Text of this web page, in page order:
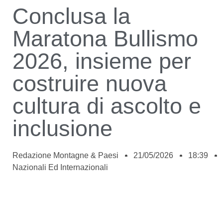
Conclusa la
Maratona Bullismo
2026, insieme per
costruire nuova
cultura di ascolto e
inclusione
Redazione Montagne & Paesi 21/05/2026
18:39
Nazionali Ed Internazionali